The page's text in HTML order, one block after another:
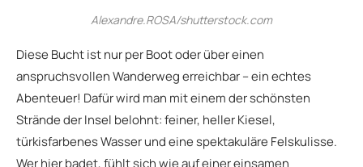
Alexandre.ROSA/shutterstock.com
Diese Bucht ist nur per Boot oder über einen
anspruchsvollen Wanderweg erreichbar – ein echtes
Abenteuer! Dafür wird man mit einem der schönsten
Strände der Insel belohnt: feiner, heller Kiesel,
türkisfarbenes Wasser und eine spektakuläre Felskulisse.